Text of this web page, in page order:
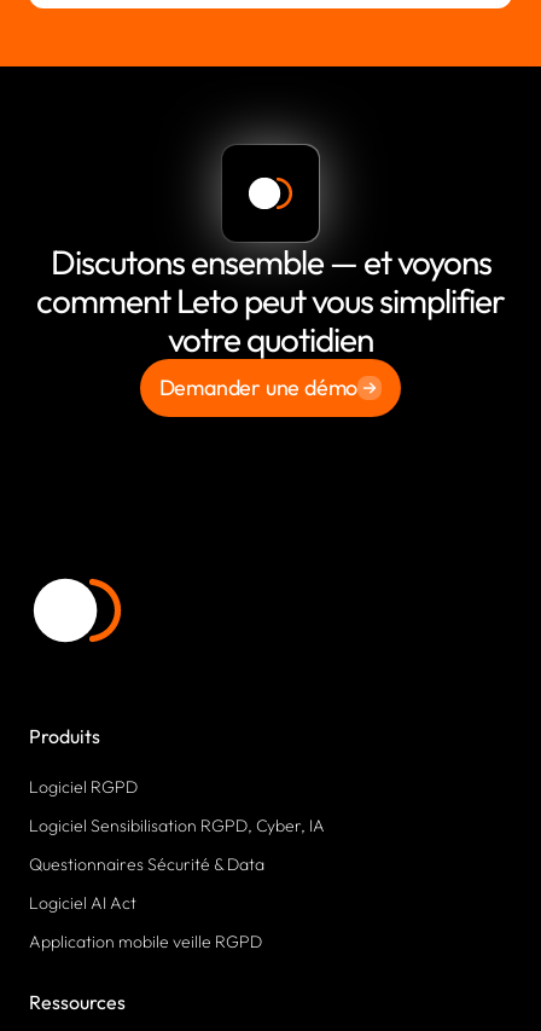
Discutons ensemble — et voyons
comment Leto peut vous simplifier
votre quotidien
Demander une démo
Produits
Logiciel RGPD
Logiciel Sensibilisation RGPD, Cyber, IA
Questionnaires Sécurité & Data
Logiciel AI Act
Application mobile veille RGPD
Ressources